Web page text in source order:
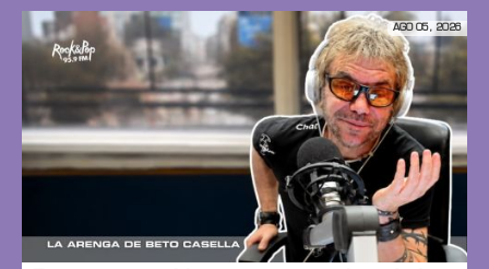
AGO 05, 2026